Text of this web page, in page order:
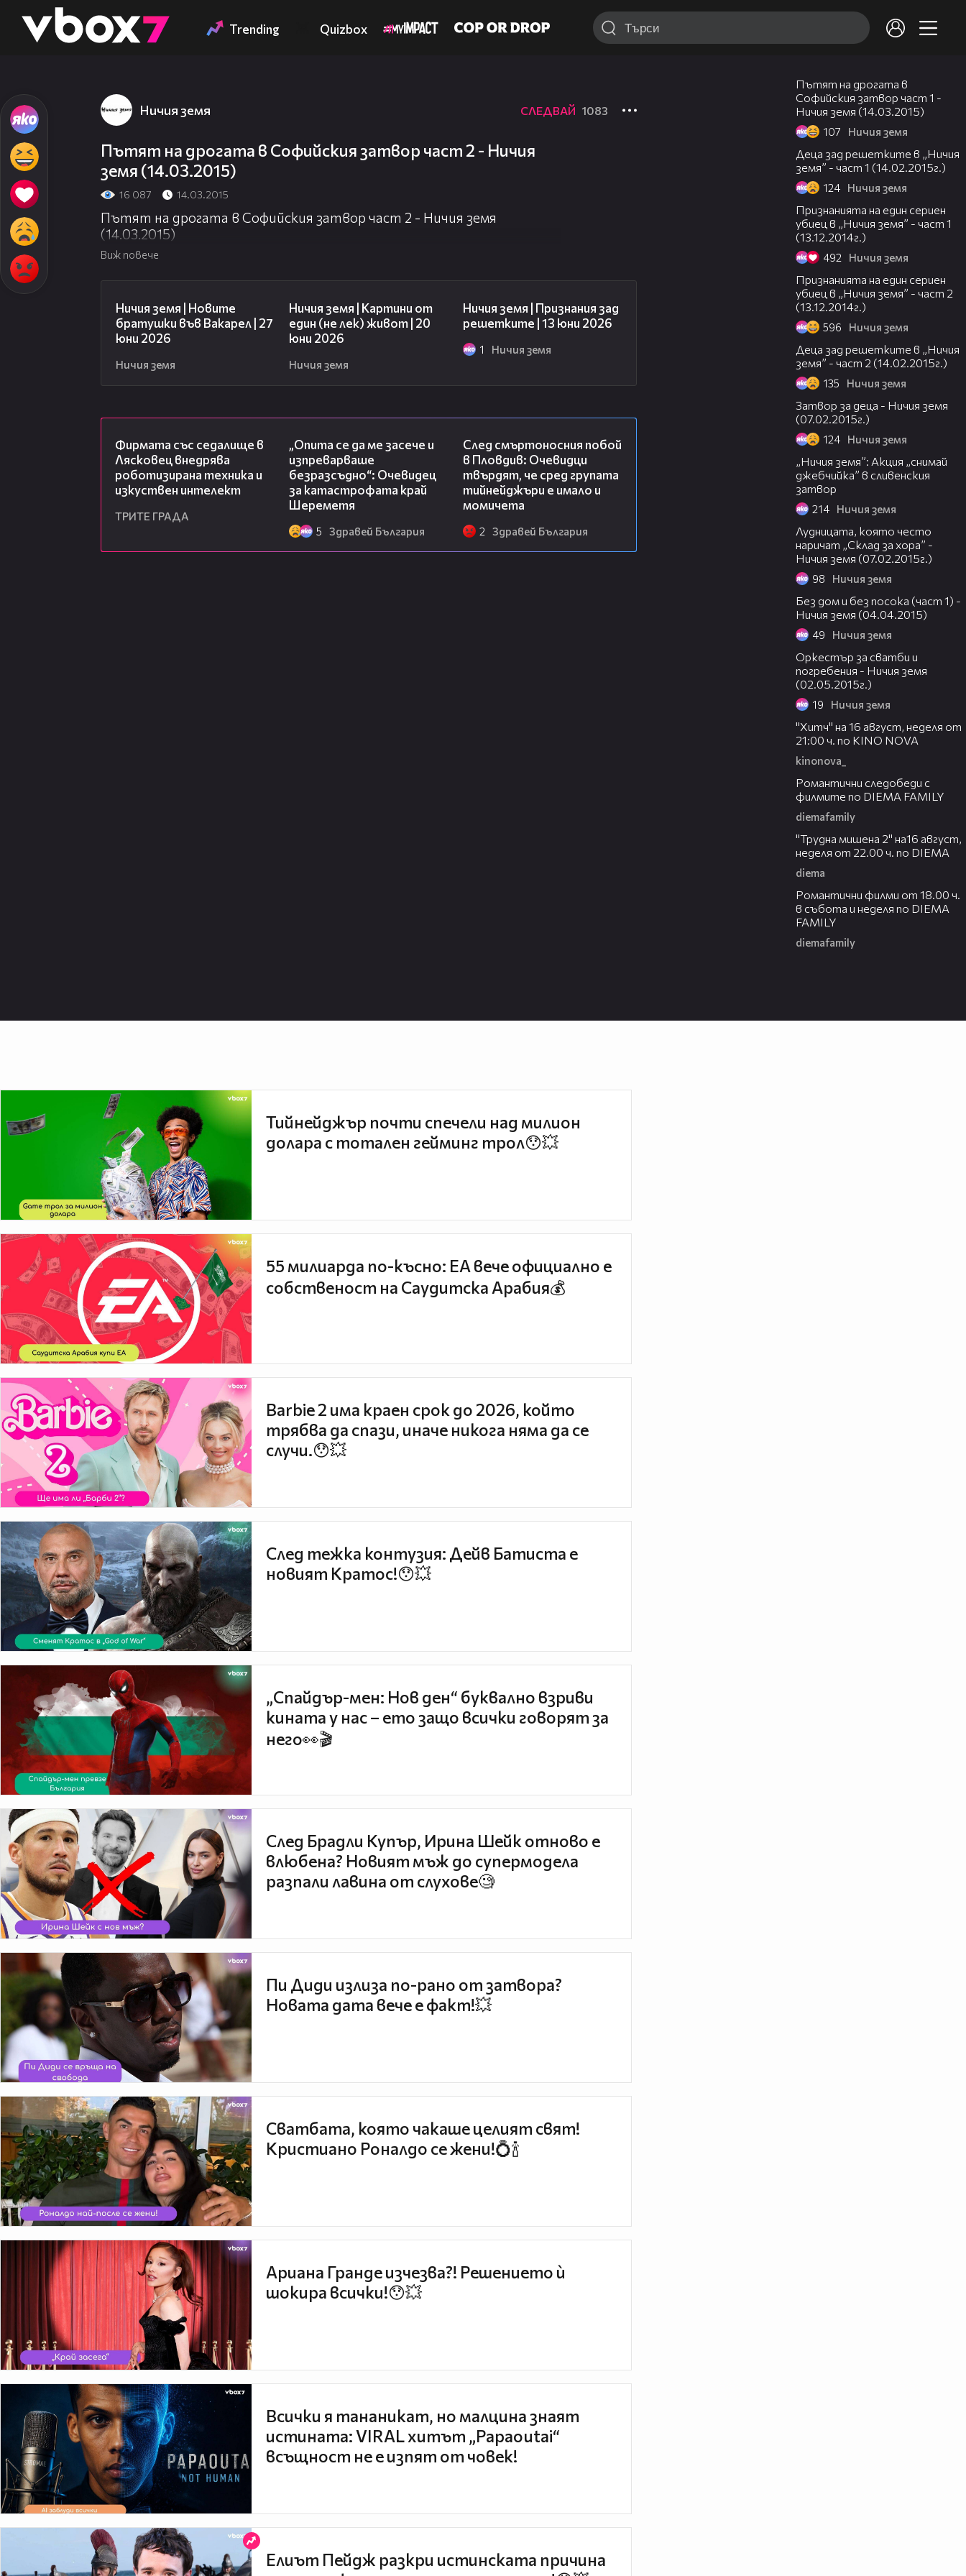
👾 Trending Quizbox
Ничия земя СЛЕДВАЙ 1083
Пътят на дрогата в Софийския затвор част 2 - Ничия
земя (14.03.2015)
16 087 14.03.2015
Пътят на дрогата в Софийския затвор част 2 - Ничия земя
(14.03.2015)
Виж повече
Ничия земя | Новите
братушки във Вакарел | 27
юни 2026
Ничия земя
Ничия земя | Картини от
един (не лек) живот | 20
юни 2026
Ничия земя
Ничия земя | Признания зад
решетките | 13 юни 2026
1 Ничия земя
Фирмата със седалище в
Лясковец внедрява
роботизирана техника и
изкуствен интелект
ТРИТЕ ГРАДА
„Опита се да ме засече и
изпреварваше
безразсъдно“: Очевидец
за катастрофата край
Шереметя
5 Здравей България
След смъртоносния побой
в Пловдив: Очевидци
твърдят, че сред групата
тийнейджъри е имало и
момичета
2 Здравей България
Пътят на дрогата в
Софийския затвор част 1 -
Ничия земя (14.03.2015)
107 Ничия земя
Деца зад решетките в „Ничия
земя” - част 1 (14.02.2015г.)
124 Ничия земя
Признанията на един сериен
убиец в „Ничия земя” - част 1
(13.12.2014г.)
492 Ничия земя
Признанията на един сериен
убиец в „Ничия земя” - част 2
(13.12.2014г.)
596 Ничия земя
Деца зад решетките в „Ничия
земя” - част 2 (14.02.2015г.)
135 Ничия земя
Затвор за деца - Ничия земя
(07.02.2015г.)
124 Ничия земя
„Ничия земя”: Акция „снимай
джебчийка” в сливенския
затвор
214 Ничия земя
Лудницата, която често
наричат „Склад за хора” -
Ничия земя (07.02.2015г.)
98 Ничия земя
Без дом и без посока (част 1) -
Ничия земя (04.04.2015)
49 Ничия земя
Оркестър за сватби и
погребения - Ничия земя
(02.05.2015г.)
19 Ничия земя
"Хитч" на 16 август, неделя от
21:00 ч. по KINO NOVA
kinonova_
Романтични следобеди с
филмите по DIEMA FAMILY
diemafamily
"Трудна мишена 2" на16 август,
неделя от 22.00 ч. по DIEMA
diema
Романтични филми от 18.00 ч.
в събота и неделя по DIEMA
FAMILY
diemafamily
Тийнейджър почти спечели над милион
долара с тотален гейминг трол😯💥
55 милиарда по-късно: EA вече официално е
собственост на Саудитска Арабия💰
Barbie 2 има краен срок до 2026, който
трябва да спази, иначе никога няма да се
случи.😯💥
След тежка контузия: Дейв Батиста е
новият Кратос!😯💥
„Спайдър-мен: Нов ден“ буквално взриви
кината у нас – ето защо всички говорят за
него👀🎬
След Брадли Купър, Ирина Шейк отново е
влюбена? Новият мъж до супермодела
разпали лавина от слухове🧐
Пи Диди излиза по-рано от затвора?
Новата дата вече е факт!💥
Сватбата, която чакаше целият свят!
Кристиано Роналдо се жени!💍🍾
Ариана Гранде изчезва?! Решението ѝ
шокира всички!😯💥
Всички я тананикат, но малцина знаят
истината: VIRAL хитът „Papaoutai“
всъщност не е изпят от човек!
Елиът Пейдж разкри истинската причина